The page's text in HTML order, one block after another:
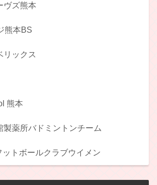
ヴズ熊本
熊本BS
リックス
熊本
製薬所バドミントンチーム
ットボールクラブウイメン